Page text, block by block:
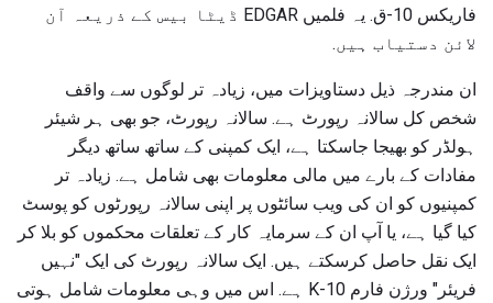
فاریکس 10-ق. یہ فلمیں EDGAR ڈیٹا بیس کے ذریعہ آن
لائن دستیاب ہیں.
ان مندرجہ ذیل دستاویزات میں، زیادہ تر لوگوں سے واقف
شخص کل سالانہ رپورٹ ہے. سالانہ رپورٹ، جو بھی ہر شیئر
ہولڈر کو بھیجا جاسکتا ہے، ایک کمپنی کے ساتھ ساتھ دیگر
مفادات کے بارے میں مالی معلومات بھی شامل ہے. زیادہ تر
کمپنیوں کو ان کی ویب سائٹوں پر اپنی سالانہ رپورٹوں کو پوسٹ
کیا گیا ہے، یا آپ ان کے سرمایہ کار کے تعلقات محکموں کو بلا کر
ایک نقل حاصل کرسکتے ہیں. ایک سالانہ رپورٹ کی ایک "نہیں
فریئر" ورژن فارم 10-K ہے. اس میں وہی معلومات شامل ہوتی